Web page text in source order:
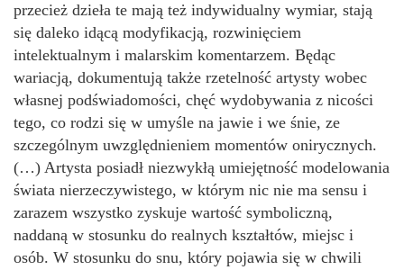
przecież dzieła te mają też indywidualny wymiar, stają
się daleko idącą modyfikacją, rozwinięciem
intelektualnym i malarskim komentarzem. Będąc
wariacją, dokumentują także rzetelność artysty wobec
własnej podświadomości, chęć wydobywania z nicości
tego, co rodzi się w umyśle na jawie i we śnie, ze
szczególnym uwzględnieniem momentów onirycznych.
(…) Artysta posiadł niezwykłą umiejętność modelowania
świata nierzeczywistego, w którym nic nie ma sensu i
zarazem wszystko zyskuje wartość symboliczną,
naddaną w stosunku do realnych kształtów, miejsc i
osób. W stosunku do snu, który pojawia się w chwili